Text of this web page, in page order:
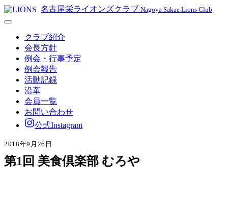
名古屋栄ライオンズクラブ Nagoya Sakae Lions Club
クラブ紹介
会長方針
例会・行事予定
例会報告
活動記録
沿革
会員一覧
お問い合わせ
公式Instagram
2018年9月26日
第1回 美食倶楽部 むろや